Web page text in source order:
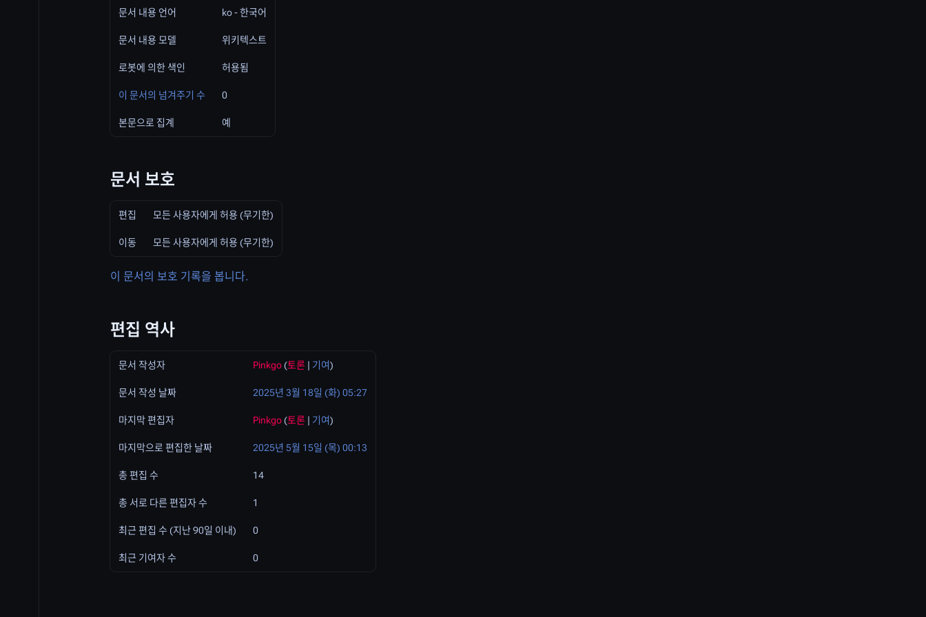
문서 내용 언어 ko - 한국어
문서 내용 모델 위키텍스트
로봇에 의한 색인 허용됨
이 문서의 넘겨주기 수 0
본문으로 집계 예
문서 보호
편집 모든 사용자에게 허용 (무기한)
이동 모든 사용자에게 허용 (무기한)
이 문서의 보호 기록을 봅니다.
편집 역사
문서 작성자 Pinkgo(토론 | 기여)
문서 작성 날짜 2025년 3월 18일 (화) 05:27
마지막 편집자 Pinkgo(토론 | 기여)
마지막으로 편집한 날짜 2025년 5월 15일 (목) 00:13
총 편집 수 14
총 서로 다른 편집자 수 1
최근 편집 수 (지난 90일 이내) 0
최근 기여자 수 0